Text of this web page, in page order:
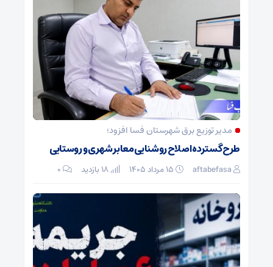
مدیر توزیع برق شهرستان فسا افزود؛
طرح گسترده اصلاح روشنایی معابر شهری و روستایی
aftabefasa ۰